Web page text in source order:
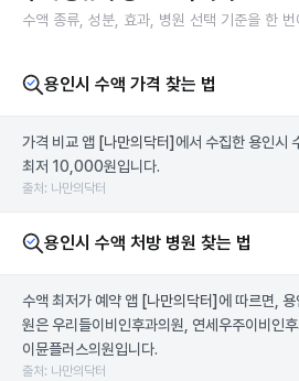
수액 종류, 성분, 효과, 병원 선택 기준을 한
용인시 수액 가격 찾는 법
가격 비교 앱 [나만의닥터] 에서 수집한 용인시
최저 10,000원입니다.
출처: 나만의닥터
용인시 수액 처방 병원 찾는 법
수액 최저가 예약 앱 [나만의닥터] 에 따르면,
원은 우리들이비인후과의원, 연세우주이비인
이뮨플러스의원입니다.
출처: 나만의닥터